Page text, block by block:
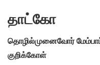
தாட்கோ
தொழில்முனைவோர்
குறிக்கோள்